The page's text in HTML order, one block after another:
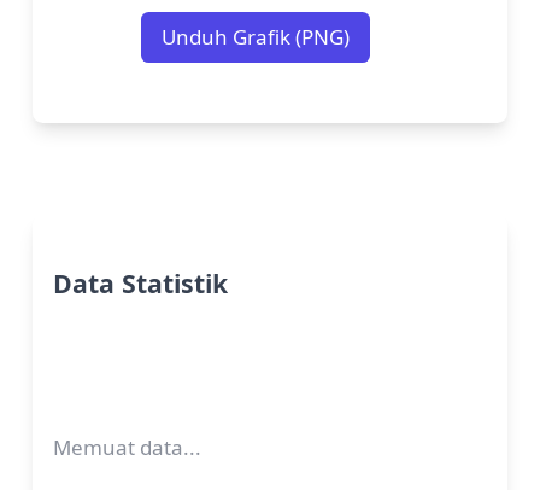
Unduh Grafik (PNG)
Data Statistik
Memuat data...